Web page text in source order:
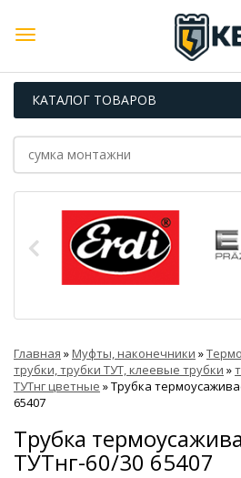
КАТАЛОГ ТОВАРОВ
Главная »Муфты, наконечники »
трубки, трубки ТУТ, клеевые трубки »
ТУТнг цветные »Трубка
65407
Трубка
ТУТнг-60/30 65407